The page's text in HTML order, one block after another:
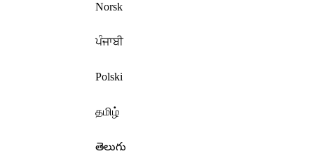
Norsk
ਪੰਜਾਬੀ
Polski
தமிழ்
తెలుగు